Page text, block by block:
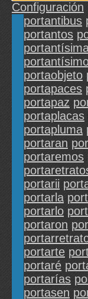
Configuración
portantibus
portantos
portaobjeto
portapaces
portapaz
portaplacas
portapluma
portaran
portaremos
portarii
portarla
portarlo
portaron
portarte
portaré
portarías
portasen